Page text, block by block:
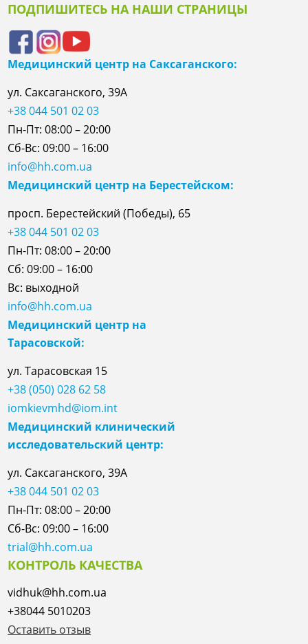
ПОДПИШИТЕСЬ НА НАШИ СТРАНИЦЫ
Медицинский центр на Саксаганского:
ул. Саксаганского, 39А
+38 044 501 02 03
Пн-Пт: 08:00 – 20:00
Сб-Вс: 09:00 – 16:00
info@hh.com.ua
Медицинский центр на Берестейском:
просп. Берестейский (Победы), 65
+38 044 501 02 03
Пн-Пт: 08:00 – 20:00
Сб: 09:00 – 16:00
Вс: выходной
info@hh.com.ua
Медицинский центр на
Тарасовской:
ул.Тарасовская 15
+38 (050) 028 62 58
iomkievmhd@iom.int
Медицинский клинический
исследовательский центр:
ул. Саксаганского, 39А
+38 044 501 02 03
Пн-Пт: 08:00 – 20:00
Сб-Вс: 09:00 – 16:00
trial@hh.com.ua
КОНТРОЛЬ КАЧЕСТВА
vidhuk@hh.com.ua
+38044 5010203
Оставить отзыв